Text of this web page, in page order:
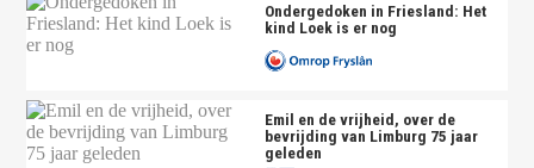
Ondergedoken in Friesland: Het
kind Loek is er nog
Emil en de vrijheid, over de
bevrijding van Limburg 75 jaar
geleden